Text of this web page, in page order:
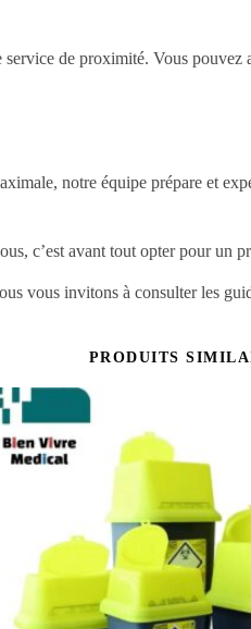
de proximité. Vous
notre équipe prépare et
c’est avant tout opter pour un
vous invitons à consulter les
PRODUITS